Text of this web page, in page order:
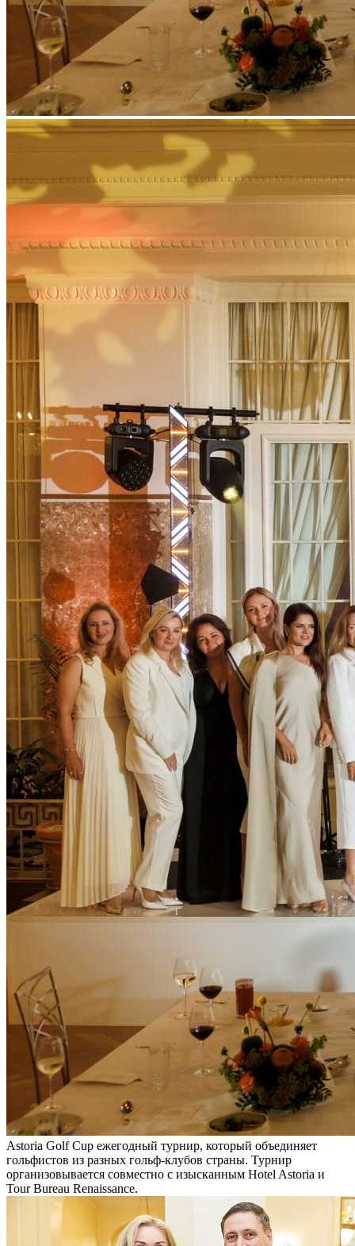
Astoria Golf Cup ежегодный турнир, который объединяет
гольфистов из разных гольф-клубов страны. Турнир
организовывается совместно с изысканным Hotel Astoria и
Tour Bureau Renaissance.